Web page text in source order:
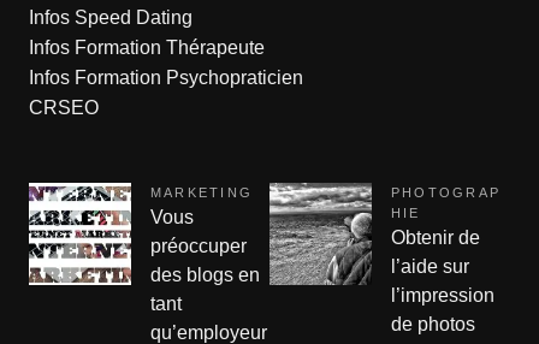
Infos Speed Dating
Infos Formation Thérapeute
Infos Formation Psychopraticien
CRSEO
MARKETING
Vous
préoccuper
des blogs en
tant
qu’employeur
PHOTOGRAP
HIE
Obtenir de
l’aide sur
l’impression
de photos